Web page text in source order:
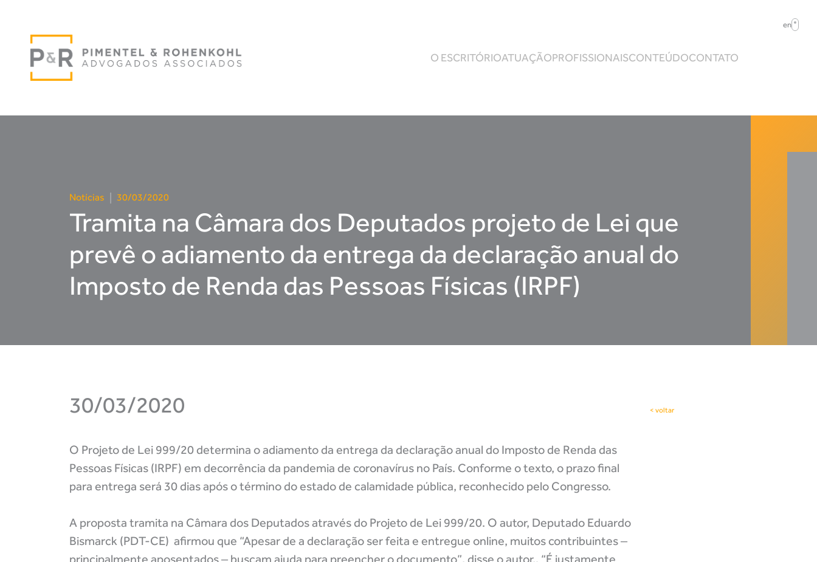
en
O ESCRITÓRIOATUAÇÃOPROFISSIONAISCONTEÚDOCONTATO
Notícias 30/03/2020
Tramita na Câmara dos Deputados projeto de Lei que
prevê o adiamento da entrega da declaração anual do
Imposto de Renda das Pessoas Físicas (IRPF)
30/03/2020
O Projeto de Lei 999/20 determina o adiamento da entrega da declaração anual do Imposto de Renda das
Pessoas Físicas (IRPF) em decorrência da pandemia de coronavírus no País. Conforme o texto, o prazo final
para entrega será 30 dias após o término do estado de calamidade pública, reconhecido pelo Congresso.
A proposta tramita na Câmara dos Deputados através do Projeto de Lei 999/20. O autor, Deputado Eduardo
Bismarck (PDT-CE) afirmou que “Apesar de a declaração ser feita e entregue online, muitos contribuintes ‒
principalmente aposentados ‒ buscam ajuda para preencher o documento”, disse o autor,. “É justamente
< voltar